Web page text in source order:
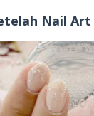
Nail Art